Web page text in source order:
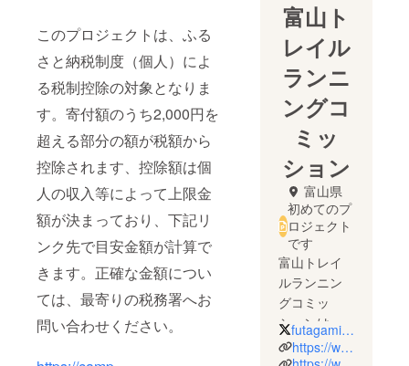
このプロジェクトは、ふる
さと納税制度（個人）によ
る税制控除の対象となりま
す。寄付額のうち2,000円を
超える部分の額が税額から
控除されます、控除額は個
人の収入等によって上限金
額が決まっており、下記リ
ンク先で目安金額が計算で
きます。正確な金額につい
ては、最寄りの税務署へお
問い合わせください。
富山ト
レイル
ランニ
ングコ
ミッ
ション
富山県
初めてのプ
ロジェクト
です
富山トレイ
ルランニン
グコミッ
ションはト
レイルラン
futagamitrail
https://www.futagamitrail.com/